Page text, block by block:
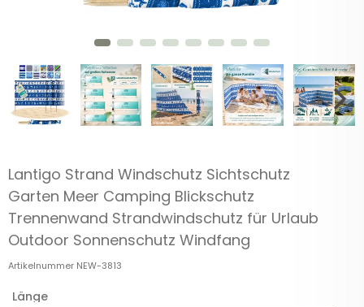
Lantigo Strand Windschutz Sichtschutz
Garten Meer Camping Blickschutz
Trennenwand Strandwindschutz für Urlaub
Outdoor Sonnenschutz Windfang
Artikelnummer NEW-3813
Länge